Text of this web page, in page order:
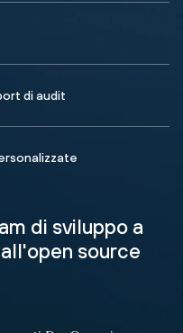
di sviluppo a
source
di audit